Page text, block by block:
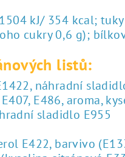
kJ/ 354 kcal;
cukry 0,6 g);
listů:
náhradní
E486, aroma,
sladidlo E955
E422, barvivo